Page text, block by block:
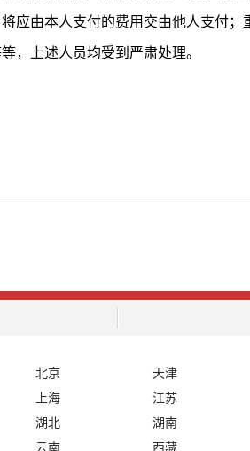
应由本人支付的费用交由他人支付；
，上述人员均受到严肃处理。
北京 天津
上海 江苏
湖北 湖南
云南 西藏